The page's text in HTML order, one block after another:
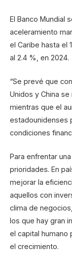
El Banco Mundial
aceleramiento
el Caribe hasta el
al 2.4 %, en 2024.
“Se prevé que
Unidos y China
mientras que el
estadounidenses
condiciones
Para enfrentar
prioridades. En
mejorar la
aquellos con
clima de
los que hay gran
el capital humano
el crecimiento.